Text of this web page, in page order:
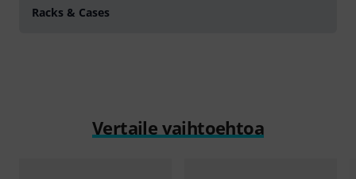
Racks & Cases
Vertaile vaihtoehtoa